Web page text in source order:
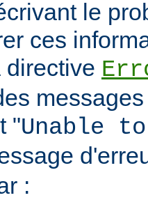
le
ces
directive
"Unable
: